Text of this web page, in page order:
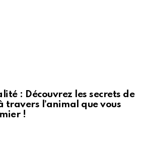
: Découvrez les secrets de
travers l’animal que vous
!